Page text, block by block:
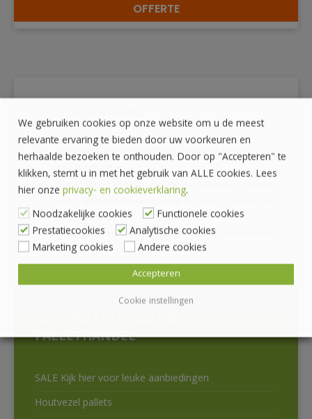
PALLETPLAZA.NL
Specialist met ruim 25 jaar ervaring in de
palletindustrie
Grootste keuzeaan nieuwe en gebruikte pallets
Een
eigen productielocatie en houtvoorraad van
ruim600 m3
EPAL-gecertificeerdepallets vanhoge kwaliteit
PALLETHANDEL
SALE Kijk hier voor leuke aanbiedingen
Houtvezel pallets
DETAILS
OFFERTE
We gebruiken cookies op onze website om u de meest
relevante ervaring te bieden door uw voorkeuren en
herhaalde bezoeken te onthouden. Door op "Accepteren" te
klikken, stemt u in met het gebruik van ALLE cookies. Lees
hier onze privacy- en cookieverklaring.
Noodzakelijke cookies
Functionele cookies
Prestatiecookies
Analytische cookies
Marketing cookies
Andere cookies
Cookie instellingen
Accepteren